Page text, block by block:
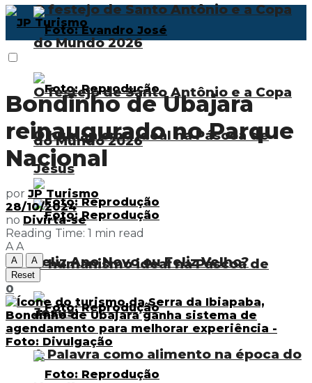
O festejo de Santo Antônio e a Copa
do Mundo 2026
O humanismo ideal na Páscoa de
Jesus
Feliz Ano Novo ou Feliz Velho?
A Palavra como alimento na época do
O festejo de Santo Antônio e a Copa
do Mundo 2026
O humanismo ideal na Páscoa de
Jesus
Bondinho de Ubajara
reinaugurado no Parque
Nacional
por JP Turismo
28/10/2024
no Divirta-se
Reading Time: 1 min read
A A
A
A
Reset
0